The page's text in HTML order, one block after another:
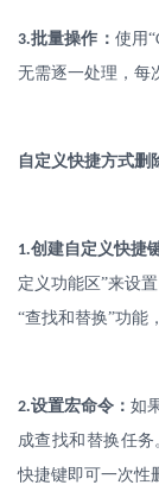
3.批量操作： 使用“
无需逐一处理，每
自定义快捷方式删
1.创建自定义快捷
定义功能区”来设
“查找和替换”功能
2.设置宏命令：如
成查找和替换任
快捷键即可一次性